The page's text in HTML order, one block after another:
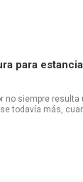
para
no siempre resulta
todavía más,